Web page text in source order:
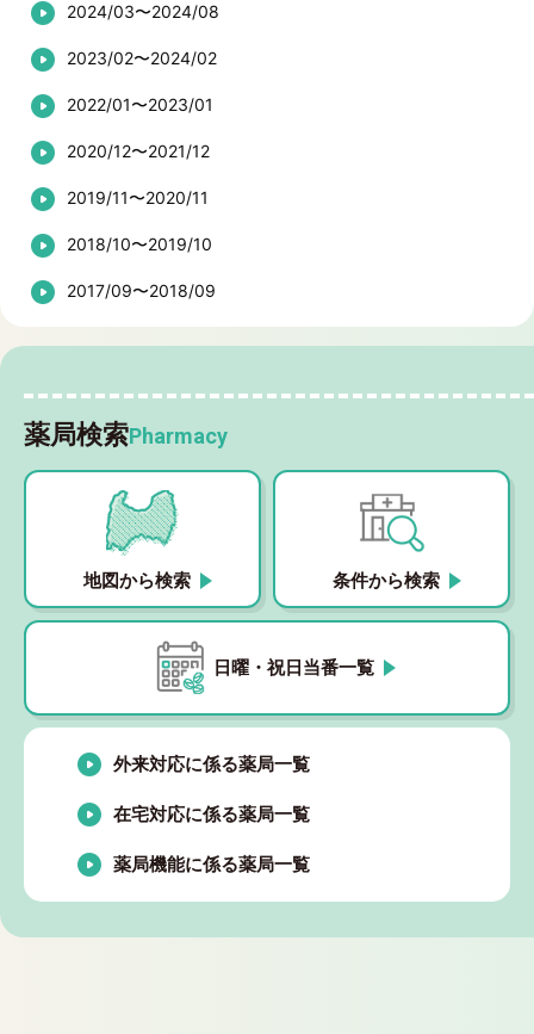
2024/03〜2024/08
2023/02〜2024/02
2022/01〜2023/01
2020/12〜2021/12
2019/11〜2020/11
2018/10〜2019/10
2017/09〜2018/09
薬局検索Pharmacy
地図から検索 条件から検索
日曜・祝日当番一覧
外来対応に係る薬局一覧
在宅対応に係る薬局一覧
薬局機能に係る薬局一覧